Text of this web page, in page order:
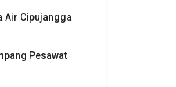
Air Cipujangga
Pesawat